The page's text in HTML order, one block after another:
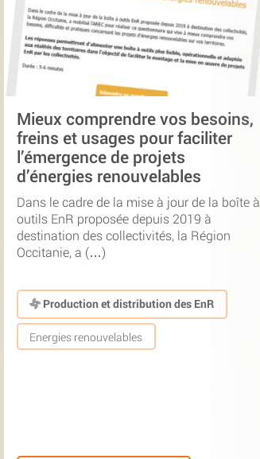
Mieux comprendre vos besoins,
freins et usages pour faciliter
l’émergence de projets
d’énergies renouvelables
Dans le cadre de la mise à jour de la boîte à
outils EnR proposée depuis 2019 à
destination des collectivités, la Région
Occitanie, a (…)
Production et distribution des EnR
Energies renouvelables